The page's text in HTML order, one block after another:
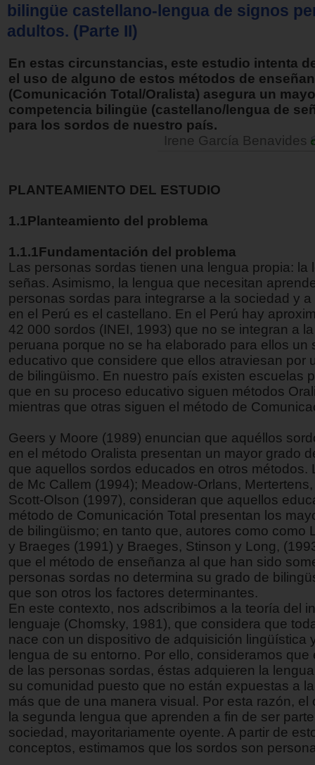
bilingüe castellano-lengua de signos
adultos. (Parte II)
En estas circunstancias, este estudio intenta
el uso de alguno de estos métodos de
(Comunicación Total/Oralista) asegura un
competencia bilingüe (castellano/lengua de
para los sordos de nuestro país.
Irene García Benavides
PLANTEAMIENTO DEL ESTUDIO
1.1Planteamiento del problema
1.1.1Fundamentación del problema
Las personas sordas tienen una lengua propia: la
señas. Asimismo, la lengua que necesitan
personas sordas para integrarse a la sociedad y
en el Perú es el castellano. En el Perú hay
42 000 sordos (INEI, 1993) que no se integran a
peruana porque no se ha elaborado para ellos un
educativo que considere que ellos atraviesan por
de bilingüismo. En nuestro país existen escuelas
que en su proceso educativo siguen métodos
mientras que otras siguen el método de
Geers y Moore (1989) enuncian que aquéllos
en el método Oralista presentan un mayor grado
que aquellos sordos educados en otros métodos.
de Mc Callem (1994); Meadow-Orlans,
Scott-Olson (1997), consideran que aquellos
método de Comunicación Total presentan los
de bilingüismo; en tanto que, autores como como
y Braeges (1991) y Braeges, Stinson y Long,
que el método de enseñanza al que han sido
personas sordas no determina su grado de
que son otros los factores determinantes.
En este contexto, nos adscribimos a la teoría del
lenguaje (Chomsky, 1981), que considera que
nace con un dispositivo de adquisición lingüística
lengua de su entorno. Por ello, consideramos que
de las personas sordas, éstas adquieren la
su comunidad puesto que no están expuestas a
más que de una manera visual. Por esta razón, el
la segunda lengua que aprenden a fin de ser
sociedad, mayoritariamente oyente. A partir de
conceptos, estimamos que los sordos son